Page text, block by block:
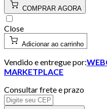
COMPRAR AGORA
Close
Adicionar ao carrinho
Vendido e entregue por:
MARKETPLACE
Consultar frete e prazo